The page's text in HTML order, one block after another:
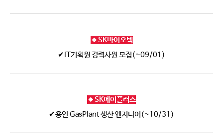
🔸SK바이오텍
✔IT기획원 경력사원 모집(~09/01)
🔸SK에어플러스
✔용인 GasPlant 생산 엔지니어(~10/31)